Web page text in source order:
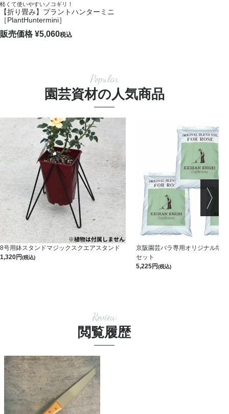
軽くて使いやすいノコギリ！
【折り畳み】プラントハンターミニ
［PlantHuntermini］
販売価格 ¥5,060税込
Popular
園芸資材の人気商品
8号用鉢スタンドマジックスクエアスタンド
1,320
(税込)
京阪園芸バラ専用オリジナル培
セット
5,225
(税込)
Review
閲覧履歴